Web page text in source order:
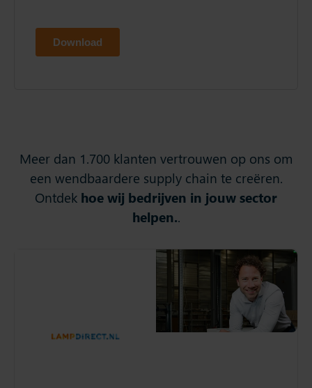
Meer dan 1.700 klanten vertrouwen op ons om
een wendbaardere supply chain te creëren.
Ontdek hoe wij bedrijven in jouw sector
helpen..
uur garanderen. Hiervoor is